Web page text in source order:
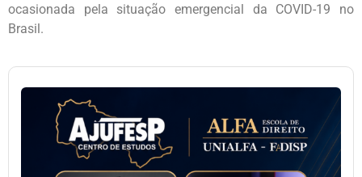
ocasionada pela situação emergencial da COVID-19 no
Brasil.